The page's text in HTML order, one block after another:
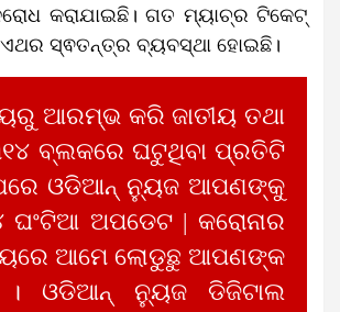
କରାଯାଇଛି। ଗତ ମ୍ୟାଚ୍‌ର ଟିକେଟ୍
ଏଥର ସ୍ଵତନ୍ତ୍ର ବ୍ୟବସ୍ଥା ହୋଇଛି।
ଆରମ୍ଭ କରି ଜାତୀୟ ତଥା
ବ୍ଲକରେ ଘଟୁଥିବା ପ୍ରତିଟି
ଓଡିଆନ୍ ନ୍ୟୁଜ ଆପଣଙ୍କୁ
ଘଂଟିଆ ଅପଡେଟ | କରୋନାର
ଆମେ ଲୋଡୁଛୁ ଆପଣଙ୍କ
। ଓଡିଆନ୍ ନ୍ୟୁଜ ଡିଜିଟାଲ